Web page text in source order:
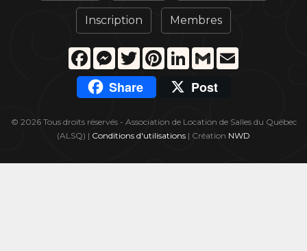
Inscription Membres
FacebookMessenger
TwitterPinterestLinkedIn
Gmail
Share Post
© 2026 Tous droits réservés - Association de Location de Salles du Québec
(ALSQ) | Conditions d'utilisations | Création NWD